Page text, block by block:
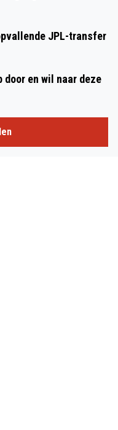
JPL-transfer
door en wil naar deze